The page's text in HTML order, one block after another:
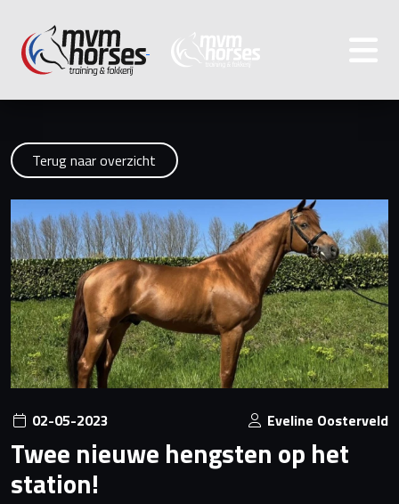
Terug naar overzicht
02-05-2023 Eveline Oosterveld
Twee nieuwe hengsten op het
station!